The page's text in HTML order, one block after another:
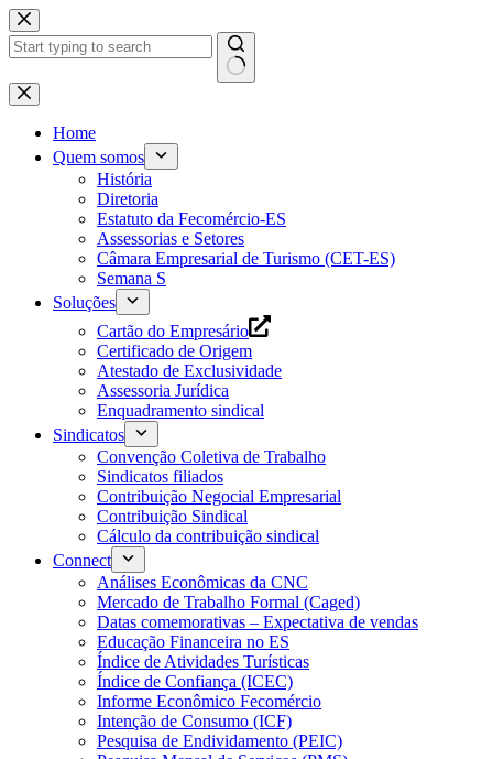
Pular
para
o
Home
Quem somos
História
Diretoria
Estatuto da Fecomércio-ES
Assessorias e Setores
Câmara Empresarial de Turismo (CET-ES)
Semana S
Soluções
Cartão do Empresário
Certificado de Origem
Atestado de Exclusividade
Assessoria Jurídica
Enquadramento sindical
Sindicatos
Convenção Coletiva de Trabalho
Sindicatos filiados
Contribuição Negocial Empresarial
Contribuição Sindical
Cálculo da contribuição sindical
Connect
Análises Econômicas da CNC
Mercado de Trabalho Formal (Caged)
Datas comemorativas – Expectativa de vendas
Educação Financeira no ES
Índice de Atividades Turísticas
Índice de Confiança (ICEC)
Informe Econômico Fecomércio
Intenção de Consumo (ICF)
Pesquisa de Endividamento (PEIC)